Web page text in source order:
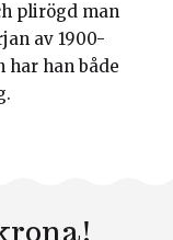
plirögd man
av 1900-
har han både